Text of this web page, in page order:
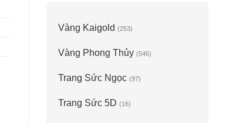
Vàng Kaigold (253)
Vàng Phong Thủy (546)
Trang Sức Ngọc (97)
Trang Sức 5D (16)